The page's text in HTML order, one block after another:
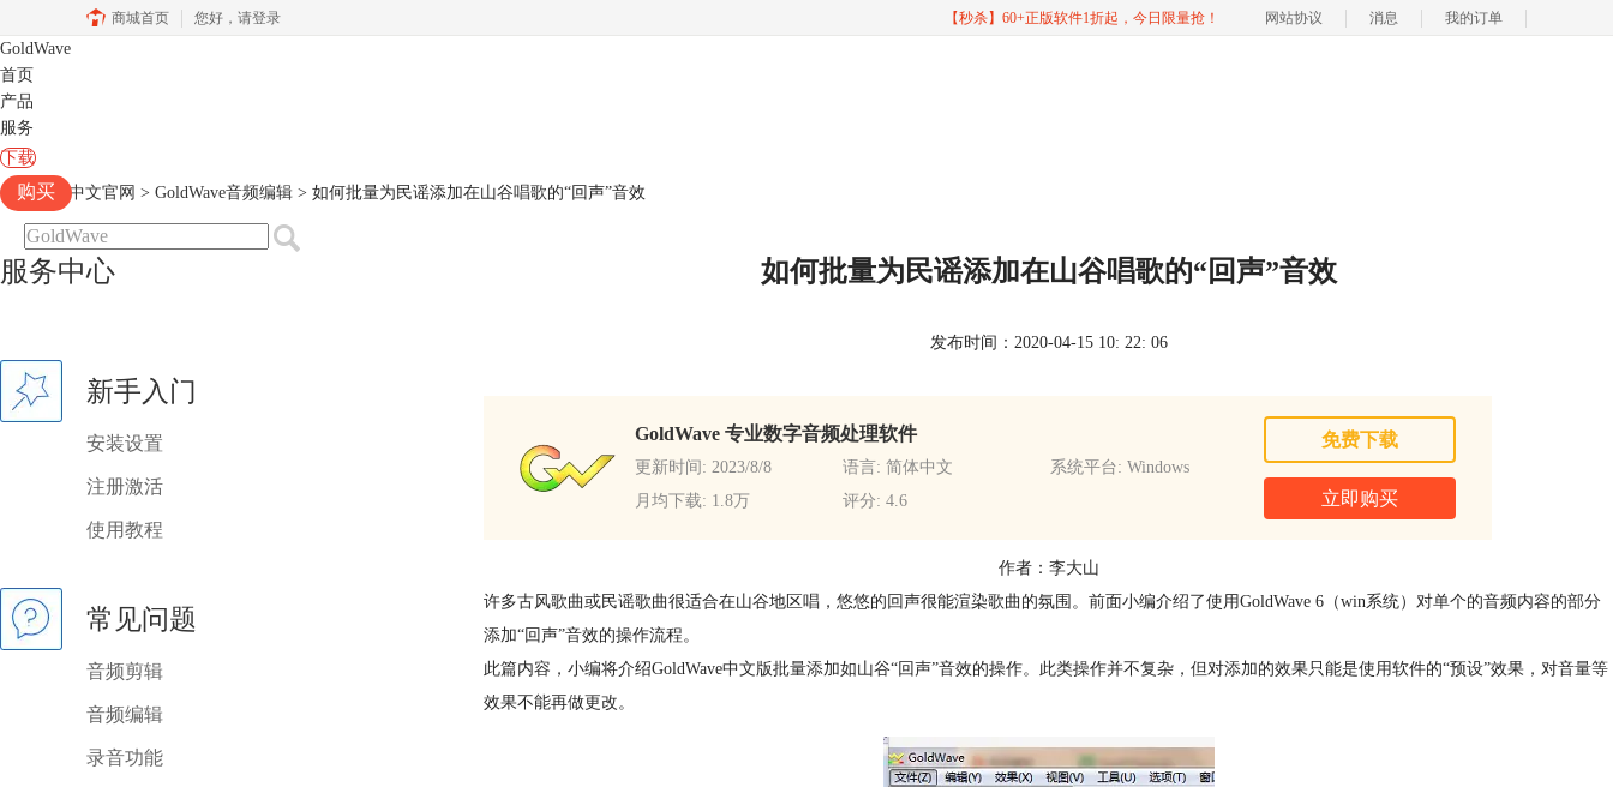
商城首页 您好， 请登录 【秒杀】60+正版软件1折起，今日限量抢！ 网站协议 消息 我的订单
GoldWave
首页
产品
服务
下载
购买
Goldwave中文官网 > GoldWave音频编辑 > 如何批量为民谣添加在山谷唱歌的“回声”音效
服务中心
新手入门
安装设置
注册激活
使用教程
常见问题
音频剪辑
音频编辑
录音功能
如何批量为民谣添加在山谷唱歌的“回声”音效
发布时间：2020-04-15 10: 22: 06
GoldWave 专业数字音频处理软件
更新时间: 2023/8/8 语言: 简体中文
系统平台: Windows
月均下载: 1.8万
评分: 4.6
免费下载
立即购买
作者：李大山
许多古风歌曲或民谣歌曲很适合在山谷地区唱，悠悠的回声很能渲染歌曲的氛围。前面小编介绍了使用GoldWave 6（win系统）对单个的音频内容的部分
添加“回声”音效的操作流程。
此篇内容，小编将介绍GoldWave中文版批量添加如山谷“回声”音效的操作。此类操作并不复杂，但对添加的效果只能是使用软件的“预设”效果，对音量等
效果不能再做更改。